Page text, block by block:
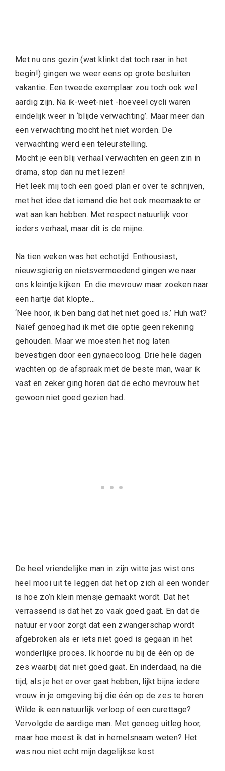
Met nu ons gezin (wat klinkt dat toch raar in het
begin!) gingen we weer eens op grote besluiten
vakantie. Een tweede exemplaar zou toch ook wel
aardig zijn. Na ik-weet-niet -hoeveel cycli waren
eindelijk weer in ‘blijde verwachting’. Maar meer dan
een verwachting mocht het niet worden. De
verwachting werd een teleurstelling.
Mocht je een blij verhaal verwachten en geen zin in
drama, stop dan nu met lezen!
Het leek mij toch een goed plan er over te schrijven,
met het idee dat iemand die het ook meemaakte er
wat aan kan hebben. Met respect natuurlijk voor
ieders verhaal, maar dit is de mijne.
Na tien weken was het echotijd. Enthousiast,
nieuwsgierig en nietsvermoedend gingen we naar
ons kleintje kijken. En die mevrouw maar zoeken naar
een hartje dat klopte…
‘Nee hoor, ik ben bang dat het niet goed is.’ Huh wat?
Naïef genoeg had ik met die optie geen rekening
gehouden. Maar we moesten het nog laten
bevestigen door een gynaecoloog. Drie hele dagen
wachten op de afspraak met de beste man, waar ik
vast en zeker ging horen dat de echo mevrouw het
gewoon niet goed gezien had.
De heel vriendelijke man in zijn witte jas wist ons
heel mooi uit te leggen dat het op zich al een wonder
is hoe zo’n klein mensje gemaakt wordt. Dat het
verrassend is dat het zo vaak goed gaat. En dat de
natuur er voor zorgt dat een zwangerschap wordt
afgebroken als er iets niet goed is gegaan in het
wonderlijke proces. Ik hoorde nu bij de één op de
zes waarbij dat niet goed gaat. En inderdaad, na die
tijd, als je het er over gaat hebben, lijkt bijna iedere
vrouw in je omgeving bij die één op de zes te horen.
Wilde ik een natuurlijk verloop of een curettage?
Vervolgde de aardige man. Met genoeg uitleg hoor,
maar hoe moest ik dat in hemelsnaam weten? Het
was nou niet echt mijn dagelijkse kost.